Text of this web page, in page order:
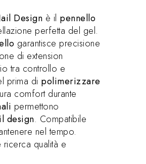
Design è il pennello
perfetta del gel.
garantisce precisione
di extension
tra controllo e
prima di polimerizzare
comfort durante
permettono
design. Compatibile
nel tempo.
ricerca qualità e